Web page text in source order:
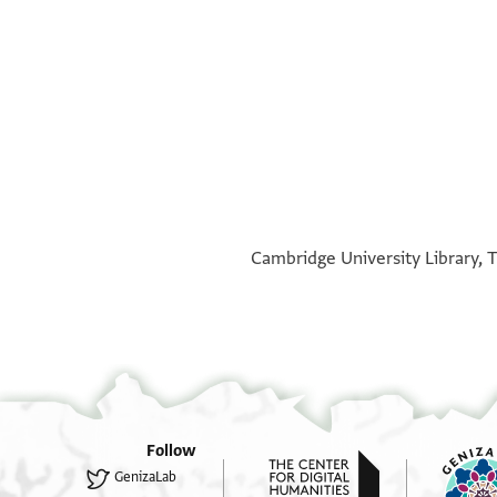
Cambridge University Library,
Follow
GenizaLab